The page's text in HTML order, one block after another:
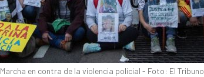
Marcha en contra de la violencia policial - Foto: El Tribuno